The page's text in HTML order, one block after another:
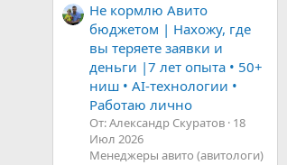
Не кормлю Авито
бюджетом | Нахожу, где
вы теряете заявки и
деньги |7 лет опыта • 50+
ниш • AI-технологии •
Работаю лично
От: Александр Скуратов 18
Июл 2026
Менеджеры авито (авитологи)